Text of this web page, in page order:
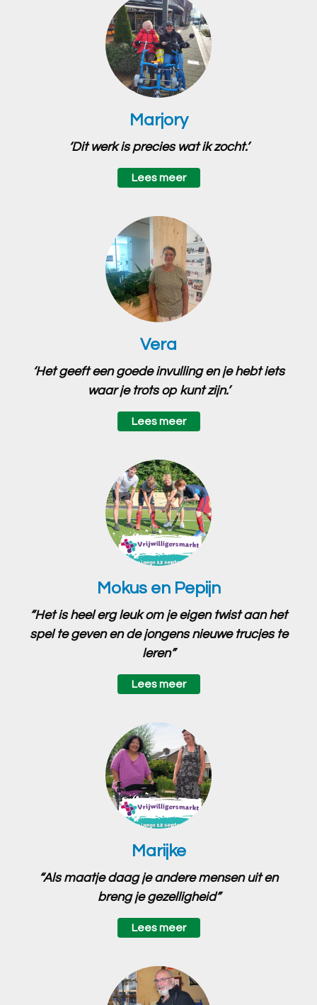
Marjory
‘Dit werk is precies wat ik zocht.’
Lees meer
Vera
‘Het geeft een goede invulling en je hebt iets
waar je trots op kunt zijn.’
Lees meer
Mokus en Pepijn
“Het is heel erg leuk om je eigen twist aan het
spel te geven en de jongens nieuwe trucjes te
leren”
Lees meer
Marijke
“Als maatje daag je andere mensen uit en
breng je gezelligheid”
Lees meer